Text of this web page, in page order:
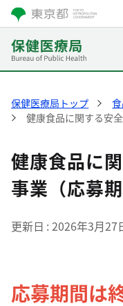
保健医療局トップ
健康食品に関する安
健康食品に
事業（応募期
更新日 2026年3月27
応募期間は